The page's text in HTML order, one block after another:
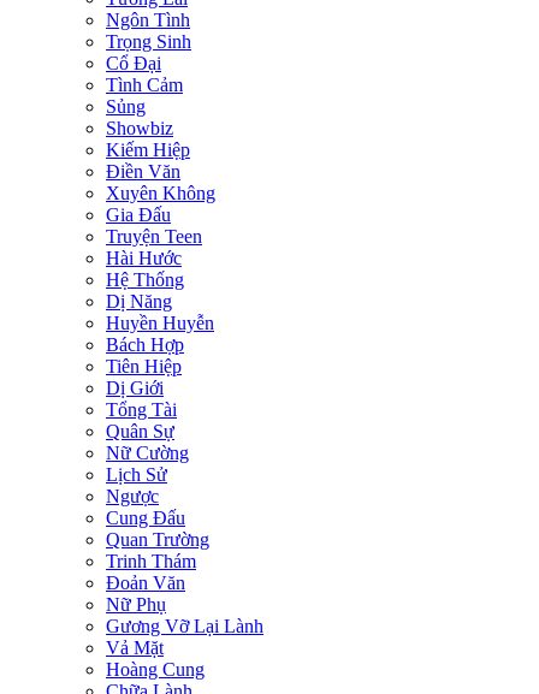
Ngôn Tình
Trọng Sinh
Cổ Đại
Tình Cảm
Sủng
Showbiz
Kiếm Hiệp
Điền Văn
Xuyên Không
Gia Đấu
Truyện Teen
Hài Hước
Hệ Thống
Dị Năng
Huyền Huyễn
Bách Hợp
Tiên Hiệp
Dị Giới
Tổng Tài
Quân Sự
Nữ Cường
Lịch Sử
Ngược
Cung Đấu
Quan Trường
Trinh Thám
Đoản Văn
Nữ Phụ
Gương Vỡ Lại Lành
Vả Mặt
Hoàng Cung